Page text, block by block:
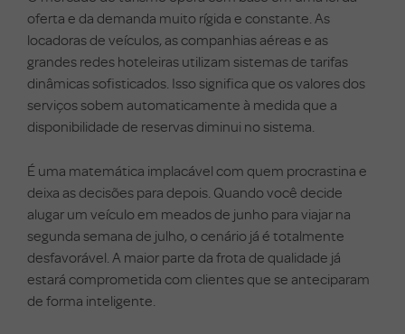
oferta e da demanda muito rígida e constante. As
locadoras de veículos, as companhias aéreas e as
grandes redes hoteleiras utilizam sistemas de tarifas
dinâmicas sofisticados. Isso significa que os valores dos
serviços sobem automaticamente à medida que a
disponibilidade de reservas diminui no sistema.
É uma matemática implacável com quem procrastina e
deixa as decisões para depois. Quando você decide
alugar um veículo em meados de junho para viajar na
segunda semana de julho, o cenário já é totalmente
desfavorável. A maior parte da frota de qualidade já
estará comprometida com clientes que se anteciparam
de forma inteligente.